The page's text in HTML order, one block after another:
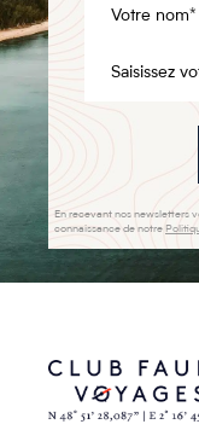
En recevant nos newsletters
connaissance de notre